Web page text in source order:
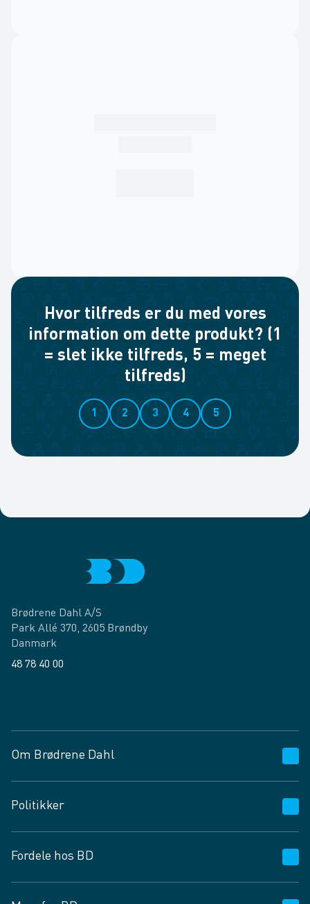
Hvor tilfreds er du med vores
information om dette produkt? (1
= slet ikke tilfreds, 5 = meget
tilfreds)
1 2 3 4 5
Brødrene Dahl A/S
Park Allé 370, 2605 Brøndby
Danmark
48 78 40 00
Om Brødrene Dahl
Vagttelefon 30 10 89 89
Spørgsmål og svar
Job og karriere
Fødevarekontrolrapport
Politikker
Privatlivspolitik
Cookies
Fordele hos BD